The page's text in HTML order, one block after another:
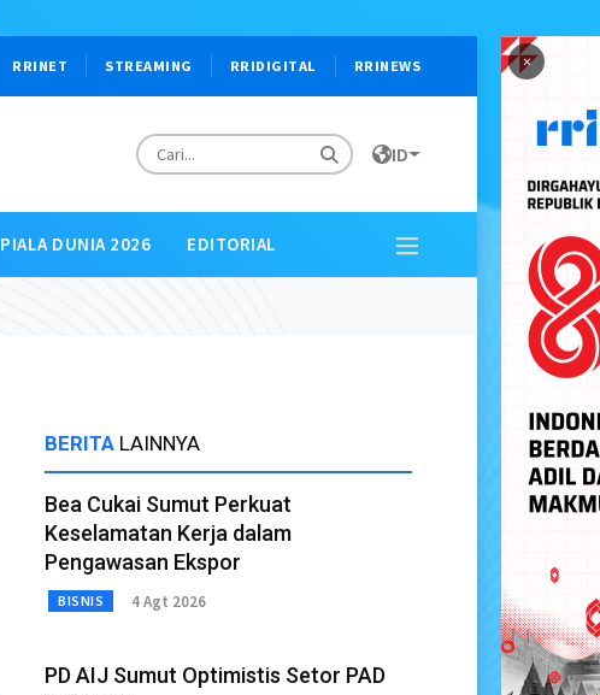
×
RRINET STREAMING RRIDIGITAL RRINEWS
ID
PIALA DUNIA 2026 EDITORIAL
BERITA LAINNYA
Bea Cukai Sumut Perkuat
Keselamatan Kerja dalam
Pengawasan Ekspor
BISNIS 4 Agt 2026
PD AIJ Sumut Optimistis Setor PAD